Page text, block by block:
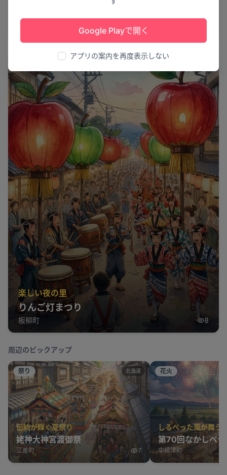
Google Playで開く
アプリの案内を再度表示しない
楽しい夜の里
りんご灯まつり
板柳町 8
周辺のピックアップ
祭り 北海道
伝統が輝く夏祭り
姥神大神宮渡御祭
江差町 7
花火
しるべった風が舞う
第70回なかしべ
中標津町